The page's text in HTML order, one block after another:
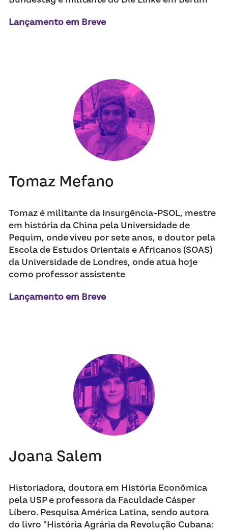
Lançamento em Breve
Tomaz Mefano
Tomaz é militante da Insurgência-PSOL, mestre
em história da China pela Universidade de
Pequim, onde viveu por sete anos, e doutor pela
Escola de Estudos Orientais e Africanos (SOAS)
da Universidade de Londres, onde atua hoje
como professor assistente
Lançamento em Breve
Joana Salem
Historiadora, doutora em História Econômica
pela USP e professora da Faculdade Cásper
Líbero. Pesquisa América Latina, sendo autora
do livro "História Agrária da Revolução Cubana: